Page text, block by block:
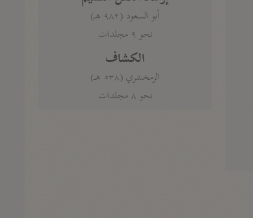
أبو السعود (٩٨٢ هـ)
نحو ٩ مجلدات
الكشاف
الزمخشري (٥٣٨ هـ)
نحو ٨ مجلدات